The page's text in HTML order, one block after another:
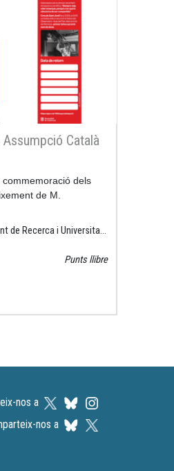
Català
dels
de M.
Departament de Recerca i Universitats
Punts llibre
nos a
nos a